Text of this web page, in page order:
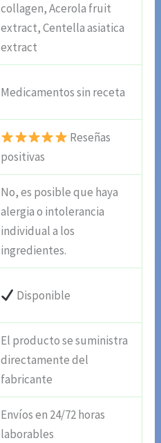
collagen, Acerola fruit
extract, Centella asiatica
extract
Medicamentos sin receta
Reseñas
positivas
No, es posible que haya
alergia o intolerancia
individual a los
ingredientes.
Disponible
El producto se suministra
directamente del
fabricante
Envíos en 24/72 horas
laborables